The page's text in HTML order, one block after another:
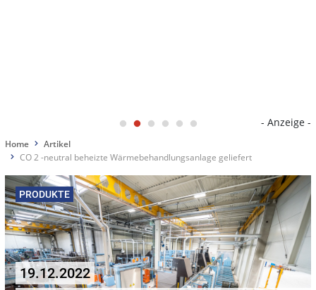
- Anzeige -
Home
Artikel
CO 2 -neutral beheizte Wärmebehandlungsanlage geliefert
PRODUKTE
19.12.2022